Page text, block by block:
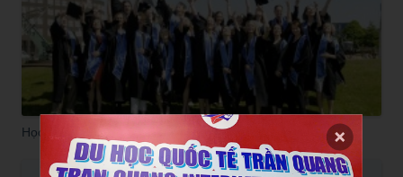
Học Bổng Của Trường Đại Học Ajou